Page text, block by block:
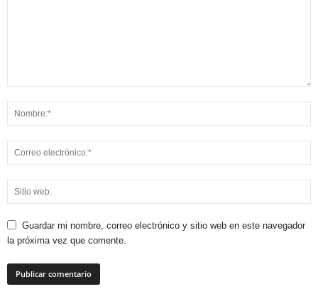
Guardar mi nombre, correo electrónico y sitio web en este navegador
la próxima vez que comente.